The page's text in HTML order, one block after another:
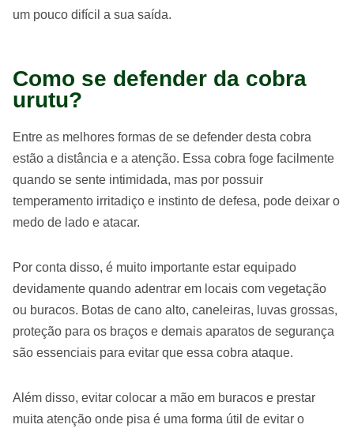
um pouco difícil a sua saída.
Como se defender da cobra
urutu?
Entre as melhores formas de se defender desta cobra
estão a distância e a atenção. Essa cobra foge facilmente
quando se sente intimidada, mas por possuir
temperamento irritadiço e instinto de defesa, pode deixar o
medo de lado e atacar.
Por conta disso, é muito importante estar equipado
devidamente quando adentrar em locais com vegetação
ou buracos. Botas de cano alto, caneleiras, luvas grossas,
proteção para os braços e demais aparatos de segurança
são essenciais para evitar que essa cobra ataque.
Além disso, evitar colocar a mão em buracos e prestar
muita atenção onde pisa é uma forma útil de evitar o